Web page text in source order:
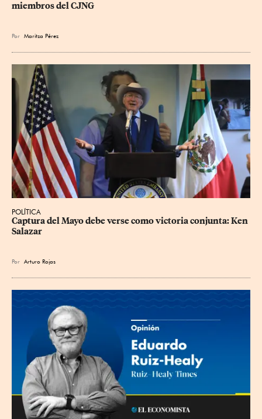
miembros del CJNG
Por Maritza Pérez
POLÍTICA
Captura del Mayo debe verse como victoria conjunta: Ken
Salazar
Por Arturo Rojas